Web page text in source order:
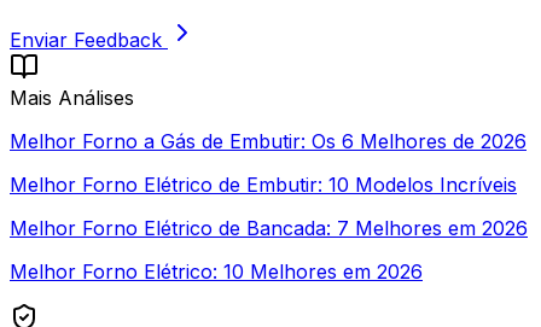
Enviar Feedback
Mais Análises
Melhor Forno a Gás de Embutir: Os 6 Melhores de 2026
Melhor Forno Elétrico de Embutir: 10 Modelos Incríveis
Melhor Forno Elétrico de Bancada: 7 Melhores em 2026
Melhor Forno Elétrico: 10 Melhores em 2026